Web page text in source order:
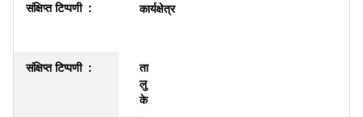
कार्यक्षेत्र
ता
लु
के